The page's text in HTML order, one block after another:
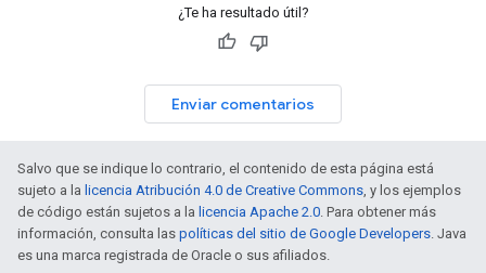
¿Te ha resultado útil?
Enviar comentarios
Salvo que se indique lo contrario, el contenido de esta página está
sujeto a la licencia Atribución 4.0 de Creative Commons, y los ejemplos
de código están sujetos a la licencia Apache 2.0. Para obtener más
información, consulta las políticas del sitio de Google Developers. Java
es una marca registrada de Oracle o sus afiliados.